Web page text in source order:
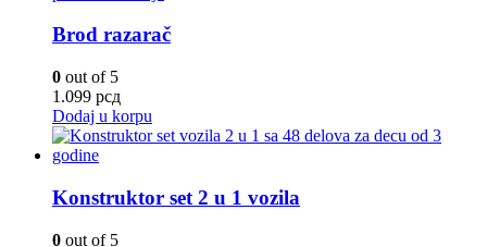
Brod razarač
0 out of 5
1.099 рсд
Dodaj u korpu
Konstruktor set 2 u 1 vozila
0 out of 5